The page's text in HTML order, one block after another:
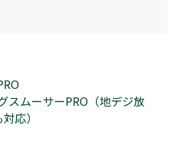
スムーサーPRO（地デジ放
応）